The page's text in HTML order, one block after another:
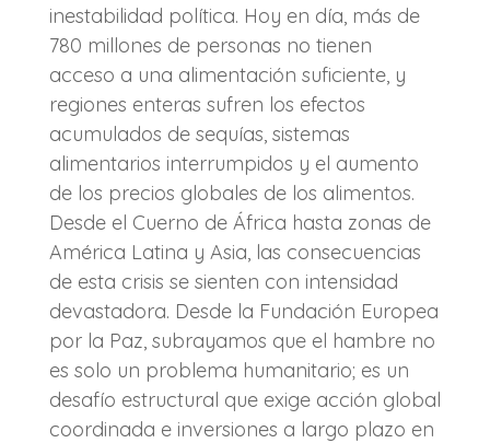
inestabilidad política. Hoy en día, más de
780 millones de personas no tienen
acceso a una alimentación suficiente, y
regiones enteras sufren los efectos
acumulados de sequías, sistemas
alimentarios interrumpidos y el aumento
de los precios globales de los alimentos.
Desde el Cuerno de África hasta zonas de
América Latina y Asia, las consecuencias
de esta crisis se sienten con intensidad
devastadora. Desde la Fundación Europea
por la Paz, subrayamos que el hambre no
es solo un problema humanitario; es un
desafío estructural que exige acción global
coordinada e inversiones a largo plazo en